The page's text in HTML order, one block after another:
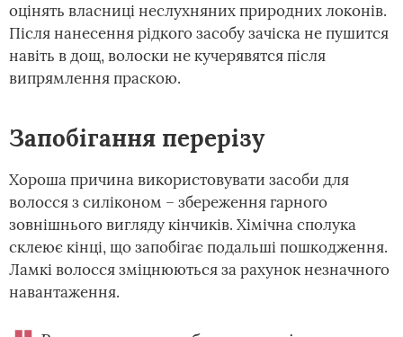
оцінять власниці неслухняних природних локонів.
Після нанесення рідкого засобу зачіска не пушится
навіть в дощ, волоски не кучерявятся після
випрямлення праскою.
Запобігання перерізу
Хороша причина використовувати засоби для
волосся з силіконом – збереження гарного
зовнішнього вигляду кінчиків. Хімічна сполука
склеює кінці, що запобігає подальші пошкодження.
Ламкі волосся зміцнюються за рахунок незначного
навантаження.